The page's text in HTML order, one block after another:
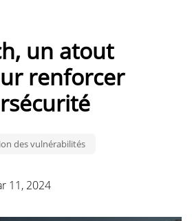
un atout
renforcer
des vulnérabilités
11, 2024